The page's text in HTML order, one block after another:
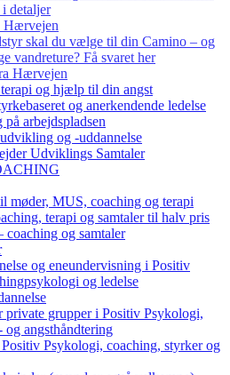
i detaljer
Hærvejen
skal du vælge til din Camino – og
vandreture? Få svaret her
Hærvejen
terapi og hjælp til din angst
og anerkendende ledelse
på arbejdspladsen
og -uddannelse
Udviklings Samtaler
MUS, coaching og terapi
terapi og samtaler til halv pris
og samtaler
og eneundervisning i Positiv
og ledelse
private grupper i Positiv Psykologi,
og angsthåndtering
Psykologi, coaching, styrker og